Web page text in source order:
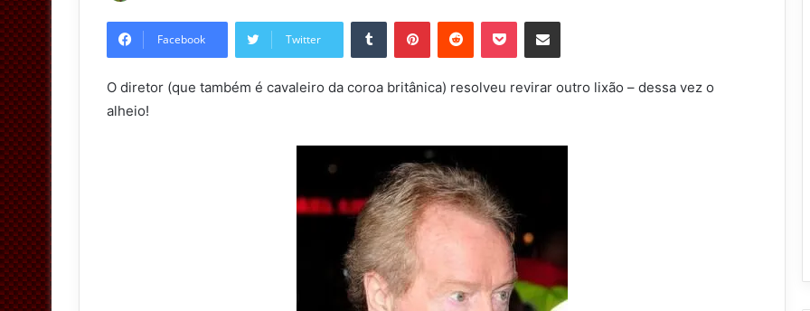
Facebook Twitter
O diretor (que também é cavaleiro da coroa britânica) resolveu revirar outro lixão – dessa vez o
alheio!